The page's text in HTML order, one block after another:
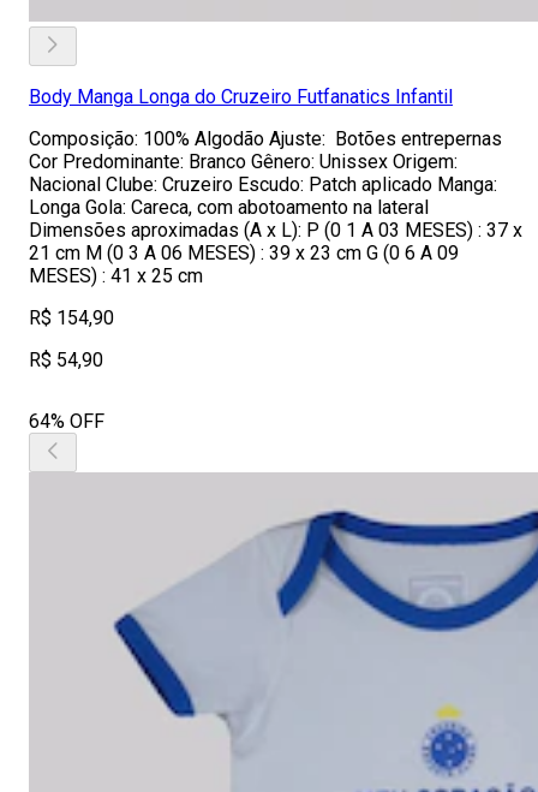
Body Manga Longa do Cruzeiro Futfanatics Infantil
Composição: 100% Algodão Ajuste: Botões entrepernas
Cor Predominante: Branco Gênero: Unissex Origem:
Nacional Clube: Cruzeiro Escudo: Patch aplicado Manga:
Longa Gola: Careca, com abotoamento na lateral
Dimensões aproximadas (A x L): P (0 1 A 03 MESES) : 37 x
21 cm M (0 3 A 06 MESES) : 39 x 23 cm G (0 6 A 09
MESES) : 41 x 25 cm
R$ 154,90
R$ 54,90
64% OFF